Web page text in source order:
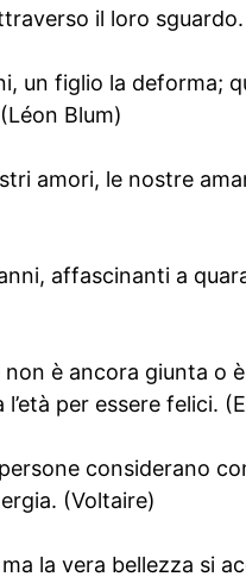
il loro
un figlio la deforma;
Blum)
amori, le nostre
affascinanti a
è ancora giunta o
per essere felici.
considerano
(Voltaire)
la vera bellezza si